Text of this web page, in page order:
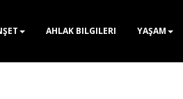
AHLAK BILGILERI YAŞAM